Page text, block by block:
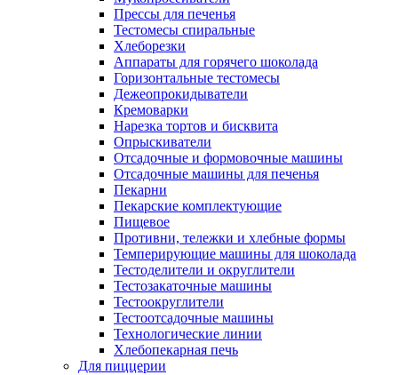
Прессы для печенья
Тестомесы спиральные
Хлеборезки
Аппараты для горячего шоколада
Горизонтальные тестомесы
Дежеопрокидыватели
Кремоварки
Нарезка тортов и бисквита
Опрыскиватели
Отсадочные и формовочные машины
Отсадочные машины для печенья
Пекарни
Пекарские комплектующие
Пищевое
Противни, тележки и хлебные формы
Темперирующие машины для шоколада
Тестоделители и округлители
Тестозакаточные машины
Тестоокруглители
Тестоотсадочные машины
Технологические линии
Хлебопекарная печь
Для пиццерии